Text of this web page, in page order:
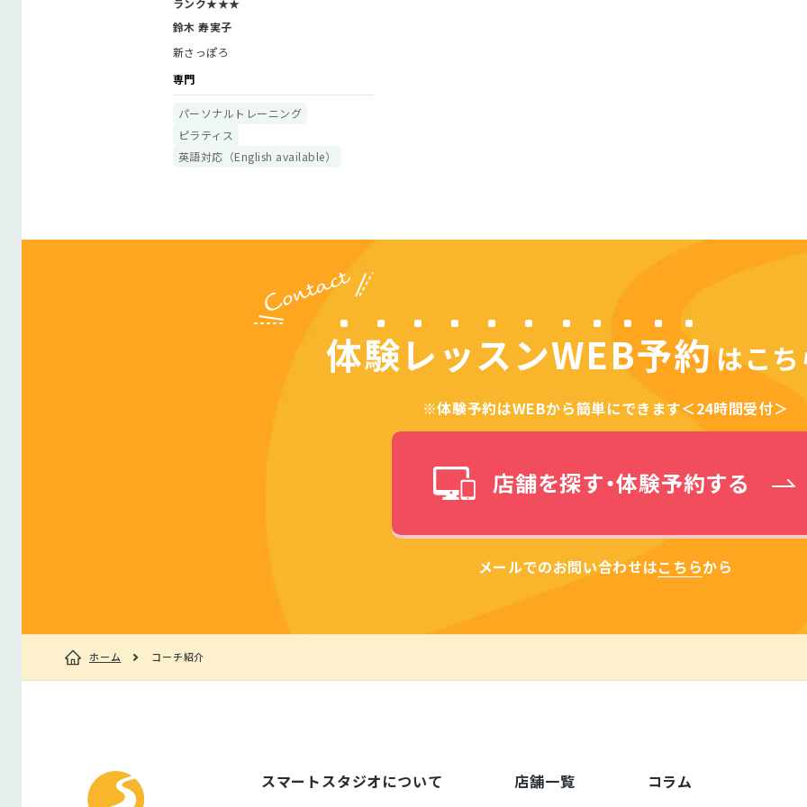
ランク★★★
鈴木 寿実子
新さっぽろ
専門
パーソナルトレーニング
ピラティス
英語対応（English available）
体験レッスンWEB予約 はこ
※体験予約はWEBから簡単にできます＜24時間受付＞
店舗を探す・体験予約する
メールでのお問い合わせはこちらから
ホーム コーチ紹介
スマートスタジオについて 店舗一覧 コラム